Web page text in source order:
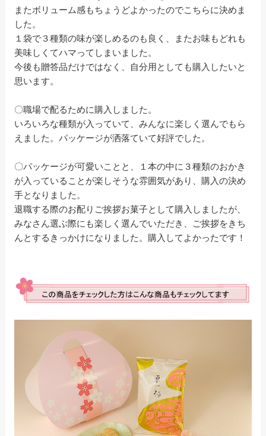
またボリューム感もちょうどよかったのでこちらに決めま
した。
１袋で３種類の味が楽しめるのも良く、またお味もどれも
美味しくてハマってしまいました。
今後も贈答品だけではなく、自分用としても購入したいと
思います。
〇職場で配るために購入しました。
いろいろな種類が入っていて、みんなに楽しく選んでもら
えました。パッケージが洒落ていて好評でした。
〇パッケージが可愛いことと、１本の中に３種類のおかき
が入っていることが楽しそうな雰囲気があり、購入の決め
手となりました。
退職する際のお配りご挨拶お菓子として購入しましたが、
みなさん選ぶ際にも楽しく選んでいただき、ご挨拶をきち
んとするきっかけになりました。購入してよかったです！